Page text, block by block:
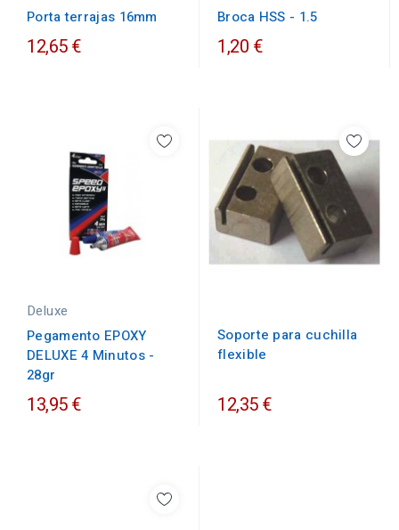
Porta terrajas 16mm
12,65 €
Broca HSS - 1.5
1,20 €
Deluxe
Pegamento EPOXY
DELUXE 4 Minutos -
28gr
13,95 €
Soporte para cuchilla
flexible
12,35 €